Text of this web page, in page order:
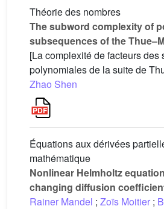
Théorie des nombres
The subword complexity of
subsequences of the
[La complexité de facteurs des
polynomiales de la suite de
Zhao Shen
Équations aux dérivées
mathématique
Nonlinear Helmholtz
changing diffusion
Rainer Mandel ; Zoïs Moitier ;